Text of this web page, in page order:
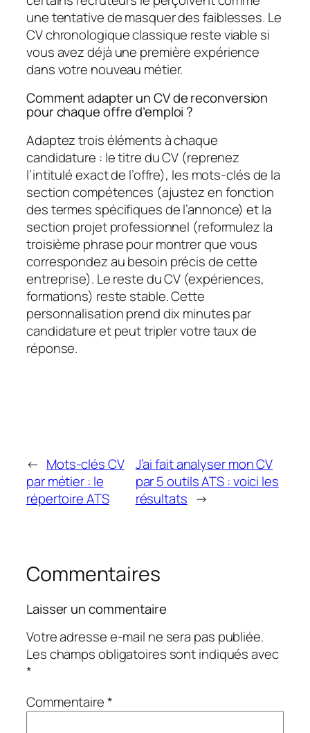
une tentative de masquer des faiblesses. Le
CV chronologique classique reste viable si
vous avez déjà une première expérience
dans votre nouveau métier.
Comment adapter un CV de reconversion
pour chaque offre d’emploi ?
Adaptez trois éléments à chaque
candidature : le titre du CV (reprenez
l’intitulé exact de l’offre), les mots-clés de la
section compétences (ajustez en fonction
des termes spécifiques de l’annonce) et la
section projet professionnel (reformulez la
troisième phrase pour montrer que vous
correspondez au besoin précis de cette
entreprise). Le reste du CV (expériences,
formations) reste stable. Cette
personnalisation prend dix minutes par
candidature et peut tripler votre taux de
réponse.
← Mots-clés CV
par métier : le
répertoire ATS
J’ai fait analyser mon CV
par 5 outils ATS : voici les
résultats →
Commentaires
Laisser un commentaire
Votre adresse e-mail ne sera pas publiée.
Les champs obligatoires sont indiqués avec
*
Commentaire*